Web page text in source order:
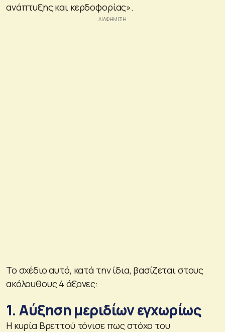
ανάπτυξης και κερδοφορίας».
Το σχέδιο αυτό, κατά την ίδια, βασίζεται στους
ακόλουθους 4 άξονες:
1. Αύξηση μεριδίων εγχωρίως
Η κυρία Βρεττού τόνισε πως στόχο του